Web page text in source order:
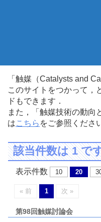
「触媒（Catalysts and
このサイトをつかって，
ドもできます．
また，「触媒技術の動向
はこちら をご参照くださ
該当件数は 1 で
表示件数 10 20
« 前 1 次 »
第98回触媒討論会